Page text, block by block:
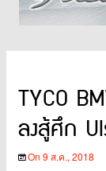
TYCO
ลงสู้ศึก
On 9 ส.ค., 2018